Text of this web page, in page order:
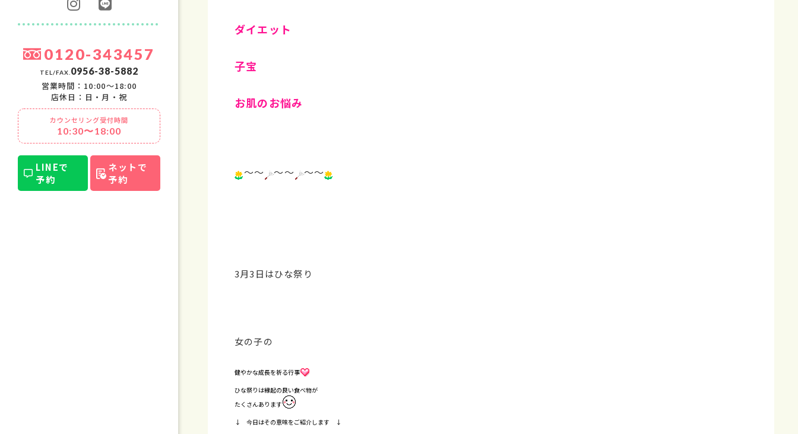
0120-343457
TEL/FAX.0956-38-5882
営業時間：10:00〜18:00
店休日：日・月・祝
カウンセリング受付時間
10:30〜18:00
LINEで
予約
ネットで
予約
ダイエット
子宝
お肌のお悩み
～～ ～～ ～～
3月3日はひな祭り
女の子の
健やかな成長を祈る行事
ひな祭りは縁起の良い食べ物が
たくさんあります
↓ 今日はその意味をご紹介します ↓